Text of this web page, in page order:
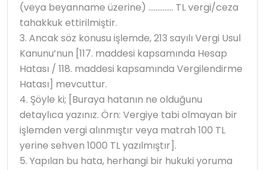
(veya beyanname üzerine) .............. TL vergi/ceza
tahakkuk ettirilmiştir.
3. Ancak söz konusu işlemde, 213 sayılı Vergi Usul
Kanunu’nun [117. maddesi kapsamında Hesap
Hatası / 118. maddesi kapsamında Vergilendirme
Hatası] mevcuttur.
4. Şöyle ki; [Buraya hatanın ne olduğunu
detaylıca yazınız. Örn: Vergiye tabi olmayan bir
işlemden vergi alınmıştır veya matrah 100 TL
yerine sehven 1000 TL yazılmıştır].
5. Yapılan bu hata, herhangi bir hukuki yoruma